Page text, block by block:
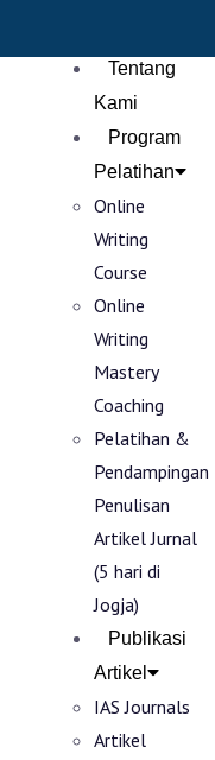
Tentang
Kami
Program
Pelatihan
Online
Writing
Course
Online
Writing
Mastery
Coaching
Pelatihan &
Pendampingan
Penulisan
Artikel Jurnal
(5 hari di
Jogja)
Publikasi
Artikel
IAS Journals
Artikel